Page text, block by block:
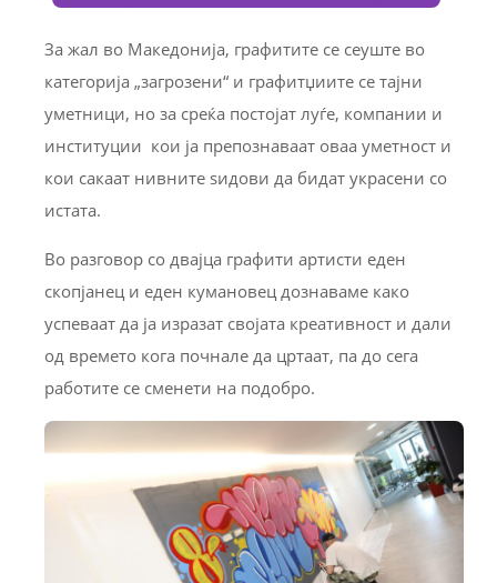
За жал во Македонија, графитите се сеуште во
категорија „загрозени“ и графитџиите се тајни
уметници, но за среќа постојат луѓе, компании и
институции кои ја препознаваат оваа уметност и
кои сакаат нивните ѕидови да бидат украсени со
истата.
Во разговор со двајца графити артисти еден
скопјанец и еден кумановец дознаваме како
успеваат да ја изразат својата креативност и дали
од времето кога почнале да цртаат, па до сега
работите се сменети на подобро.